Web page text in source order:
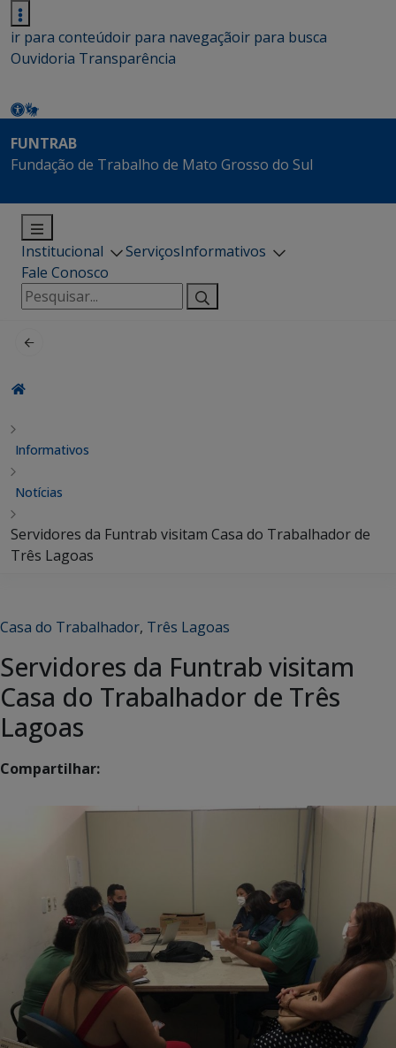
ir para conteúdoir para navegaçãoir para busca
Ouvidoria Transparência
FUNTRAB
Fundação de Trabalho de Mato Grosso do Sul
Institucional ServiçosInformativos
Fale Conosco
Pesquisar
por:
Informativos
Notícias
Servidores da Funtrab visitam Casa do Trabalhador de
Três Lagoas
Casa do Trabalhador, Três Lagoas
Servidores da Funtrab visitam
Casa do Trabalhador de Três
Lagoas
Compartilhar: